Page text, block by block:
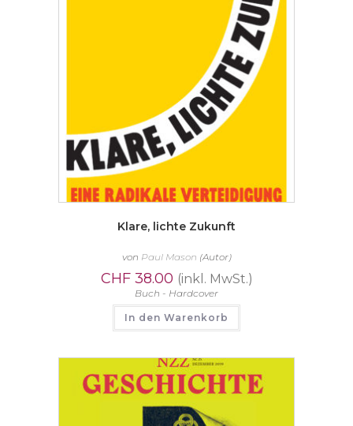
Klare, lichte Zukunft
von Paul Mason (Autor)
CHF38.00 (inkl. MwSt.)
Buch - Hardcover
In den Warenkorb